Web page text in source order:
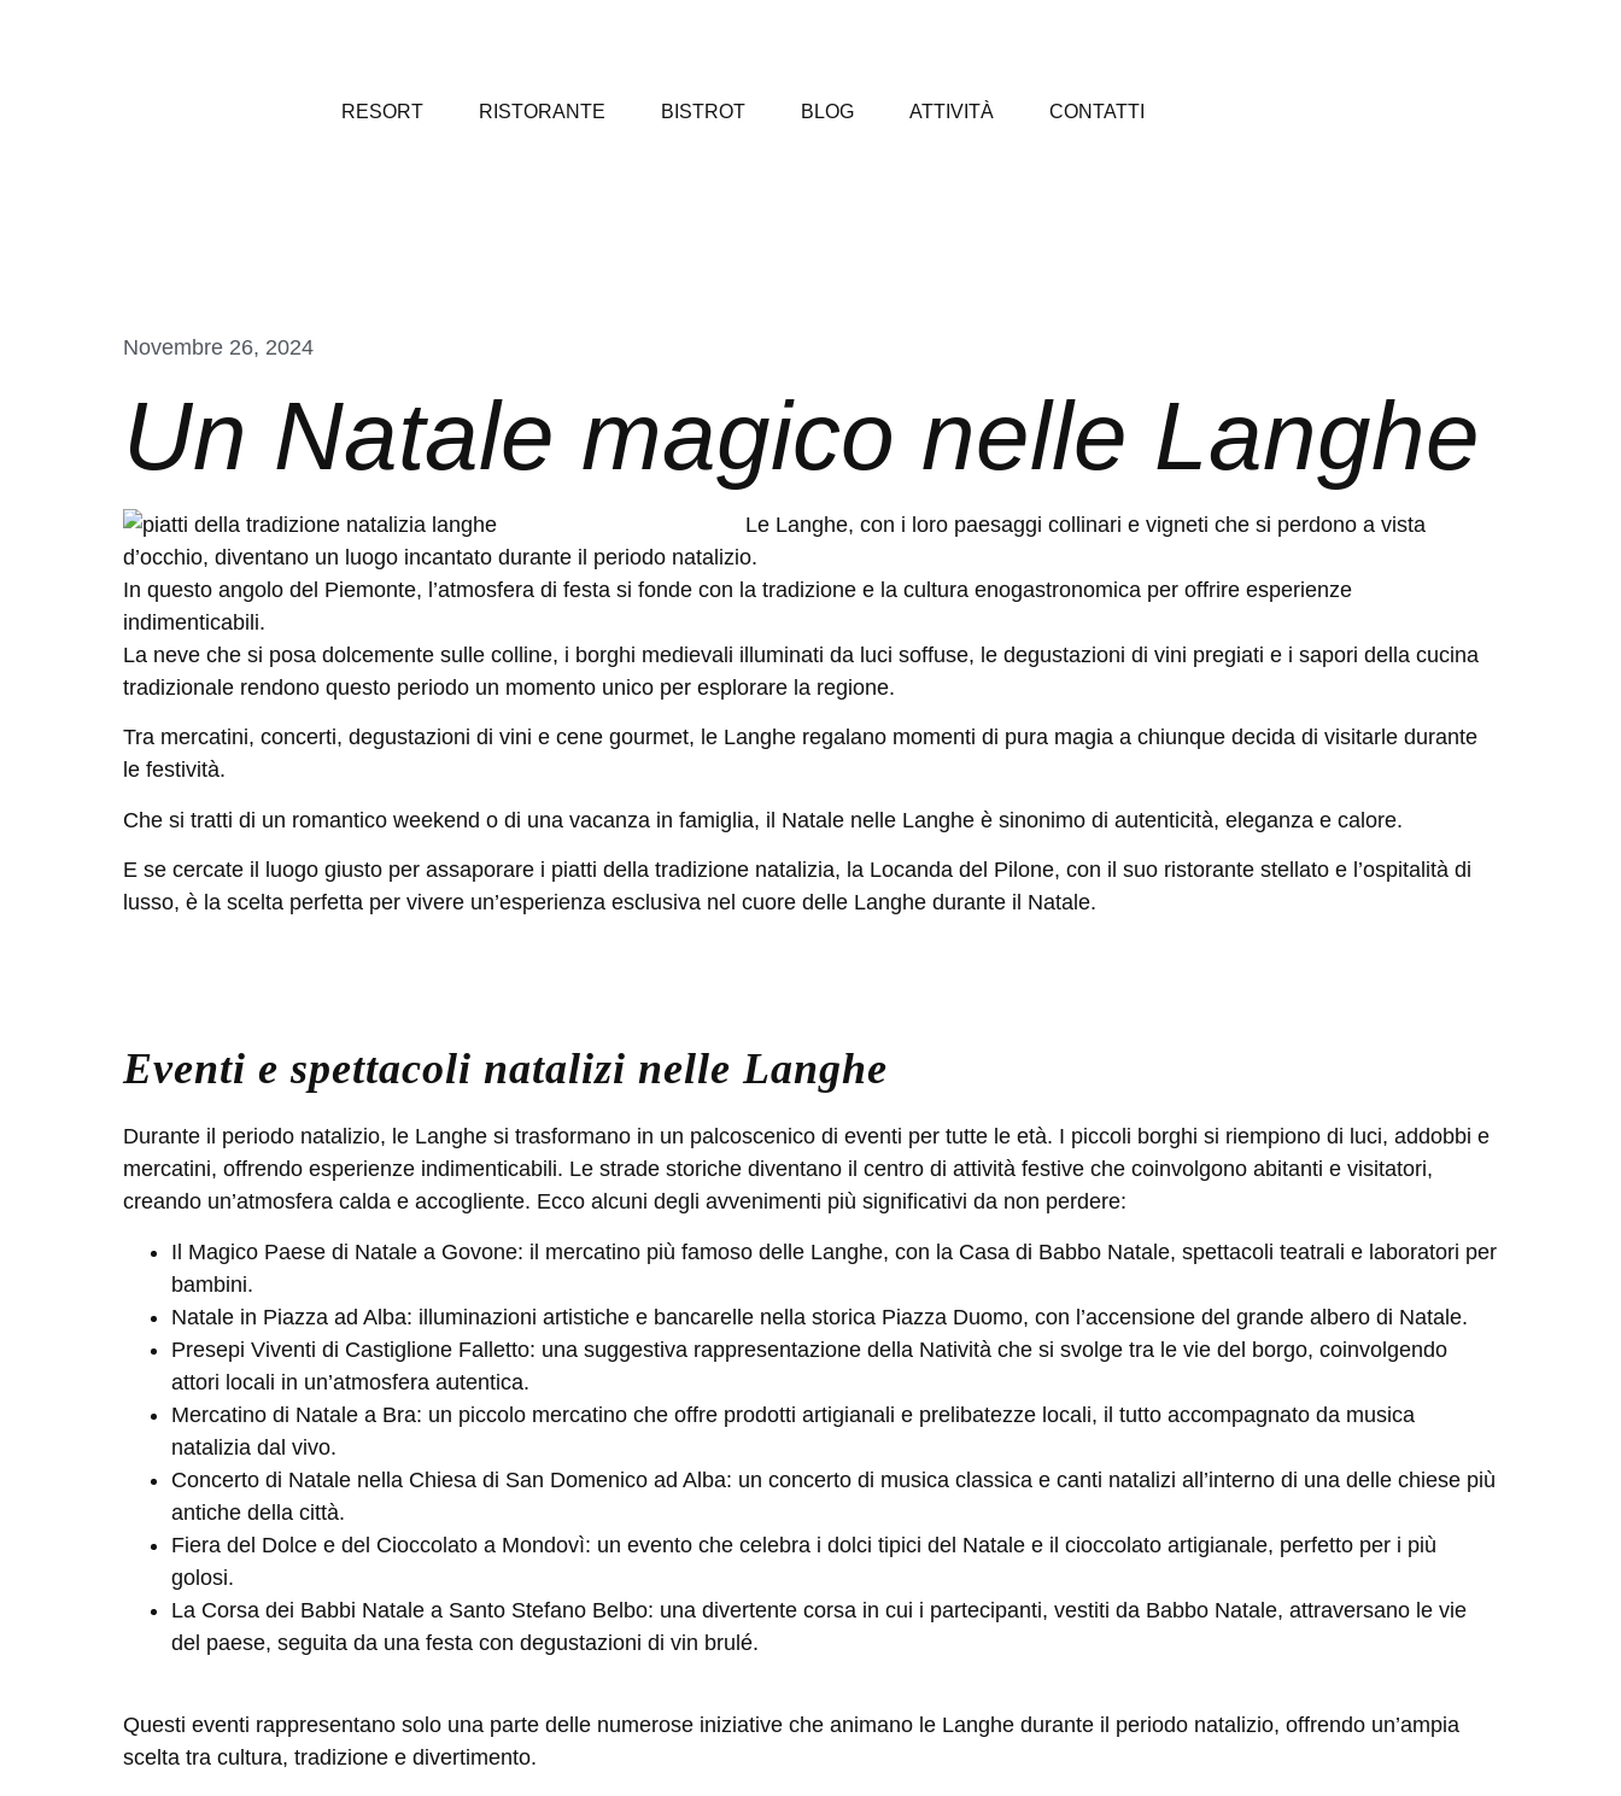
RESORT RISTORANTE BISTROT BLOG ATTIVITÀ CONTATTI
Novembre 26, 2024
Un Natale magico nelle Langhe
Le Langhe, con i loro paesaggi collinari e vigneti che si perdono a vista
d’occhio, diventano un luogo incantato durante il periodo natalizio.
In questo angolo del Piemonte, l’atmosfera di festa si fonde con la tradizione e la cultura enogastronomica per offrire esperienze
indimenticabili.
La neve che si posa dolcemente sulle colline, i borghi medievali illuminati da luci soffuse, le degustazioni di vini pregiati e i sapori della cucina
tradizionale rendono questo periodo un momento unico per esplorare la regione.
Tra mercatini, concerti, degustazioni di vini e cene gourmet, le Langhe regalano momenti di pura magia a chiunque decida di visitarle durante
le festività.
Che si tratti di un romantico weekend o di una vacanza in famiglia, il Natale nelle Langhe è sinonimo di autenticità, eleganza e calore.
E se cercate il luogo giusto per assaporare i piatti della tradizione natalizia, la Locanda del Pilone, con il suo ristorante stellato e l’ospitalità di
lusso, è la scelta perfetta per vivere un’esperienza esclusiva nel cuore delle Langhe durante il Natale.
Eventi e spettacoli natalizi nelle Langhe
Durante il periodo natalizio, le Langhe si trasformano in un palcoscenico di eventi per tutte le età. I piccoli borghi si riempiono di luci, addobbi e
mercatini, offrendo esperienze indimenticabili. Le strade storiche diventano il centro di attività festive che coinvolgono abitanti e visitatori,
creando un’atmosfera calda e accogliente. Ecco alcuni degli avvenimenti più significativi da non perdere:
Il Magico Paese di Natale a Govone: il mercatino più famoso delle Langhe, con la Casa di Babbo Natale, spettacoli teatrali e laboratori per
bambini.
Natale in Piazza ad Alba: illuminazioni artistiche e bancarelle nella storica Piazza Duomo, con l’accensione del grande albero di Natale.
Presepi Viventi di Castiglione Falletto: una suggestiva rappresentazione della Natività che si svolge tra le vie del borgo, coinvolgendo
attori locali in un’atmosfera autentica.
Mercatino di Natale a Bra: un piccolo mercatino che offre prodotti artigianali e prelibatezze locali, il tutto accompagnato da musica
natalizia dal vivo.
Concerto di Natale nella Chiesa di San Domenico ad Alba: un concerto di musica classica e canti natalizi all’interno di una delle chiese più
antiche della città.
Fiera del Dolce e del Cioccolato a Mondovì: un evento che celebra i dolci tipici del Natale e il cioccolato artigianale, perfetto per i più
golosi.
La Corsa dei Babbi Natale a Santo Stefano Belbo: una divertente corsa in cui i partecipanti, vestiti da Babbo Natale, attraversano le vie
del paese, seguita da una festa con degustazioni di vin brulé.
Questi eventi rappresentano solo una parte delle numerose iniziative che animano le Langhe durante il periodo natalizio, offrendo un’ampia
scelta tra cultura, tradizione e divertimento.